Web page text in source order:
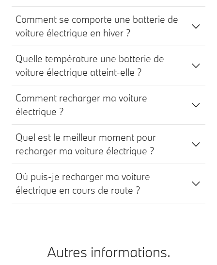
Comment se comporte une batterie de
voiture électrique en hiver ?
Quelle température une batterie de
voiture électrique atteint-elle ?
Comment recharger ma voiture
électrique ?
Quel est le meilleur moment pour
recharger ma voiture électrique ?
Où puis-je recharger ma voiture
électrique en cours de route ?
Autres informations.